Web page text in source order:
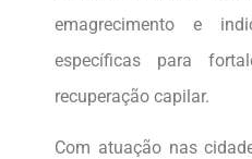
emagrecimento e
específicas para
recuperação capilar.
Com atuação nas